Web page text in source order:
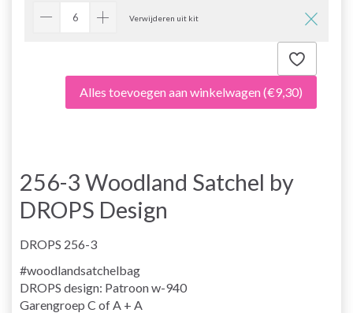
Verwijderen uit kit
Alles toevoegen aan winkelwagen(€9,30)
256-3 Woodland Satchel by
DROPS Design
DROPS 256-3
#woodlandsatchelbag
DROPS design: Patroon w-940
Garengroep C of A + A